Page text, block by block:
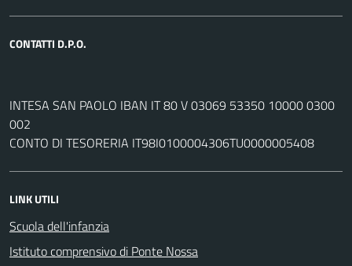
CONTATTI D.P.O.
INTESA SAN PAOLO IBAN IT 80 V 03069 53350 10000 0300
002
CONTO DI TESORERIA IT98I0100004306TU0000005408
LINK UTILI
Scuola dell'infanzia
Istituto comprensivo di Ponte Nossa